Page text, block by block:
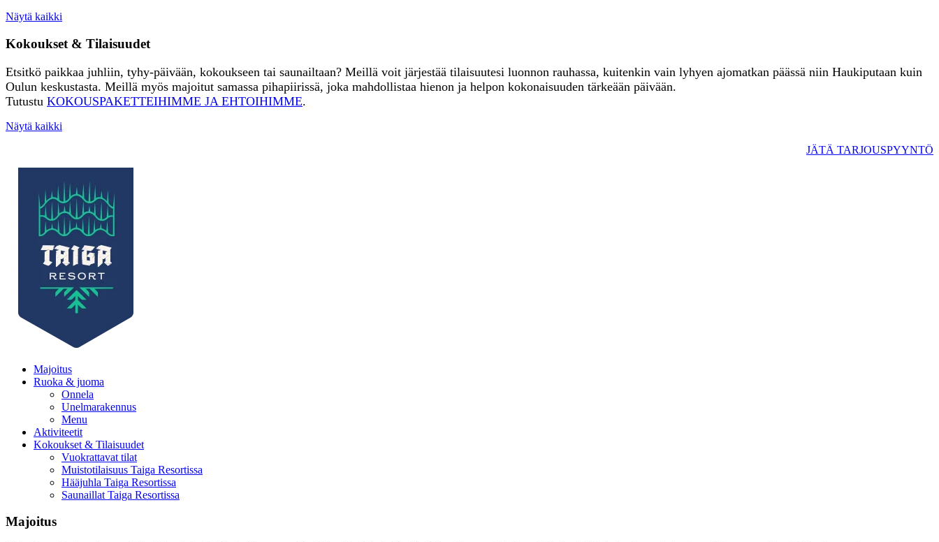
Näytä kaikki
Kokoukset & Tilaisuudet
Etsitkö paikkaa juhliin, tyhy-päivään, kokoukseen tai saunailtaan? Meillä voit järjestää tilaisuutesi luonnon rauhassa, kuitenkin vain lyhyen ajomatkan päässä niin Haukiputaan kuin
Oulun keskustasta. Meillä myös majoitut samassa pihapiirissä, joka mahdollistaa hienon ja helpon kokonaisuuden tärkeään päivään.
Tutustu KOKOUSPAKETTEIHIMME JA EHTOIHIMME.
Näytä kaikki
JÄTÄ TARJOUSPYYNTÖ
Majoitus
Ruoka & juoma
Onnela
Unelmarakennus
Menu
Aktiviteetit
Kokoukset & Tilaisuudet
Vuokrattavat tilat
Muistotilaisuus Taiga Resortissa
Hääjuhla Taiga Resortissa
Saunaillat Taiga Resortissa
Majoitus